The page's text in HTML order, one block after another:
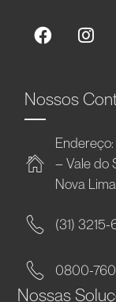
Nossos
– Vale do
Nova
(31)
0800-
Nossas